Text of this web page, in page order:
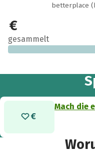
betterplace
0 €
gesammelt
Mach die